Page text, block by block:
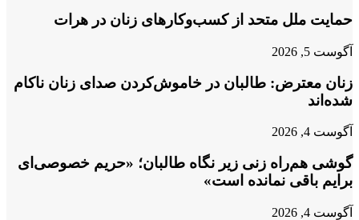
حمایت ملل متحد از کسب‌وکارهای زنان در هرات
آگوست 5, 2026
زنان معترض: طالبان در خاموش‌کردن صدای زنان ناکام
شده‌اند
آگوست 4, 2026
گوشی هم‌راه زنی زیر نگاه طالبان؛ «حریم خصوصی‌ای
برایم باقی نمانده است»
آگوست 4, 2026